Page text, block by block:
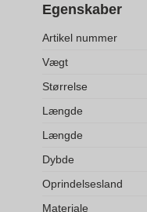
Egenskaber
Artikel nummer
Vægt
Størrelse
Længde
Længde
Dybde
Oprindelsesland
Materiale